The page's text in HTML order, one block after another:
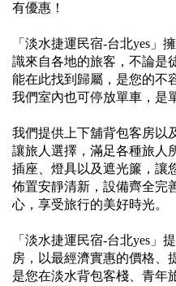
有優惠！
「淡水捷運民宿-台北yes」
識來自各地的旅客，不論是
能在此找到歸屬，是您的不
我們室內也可停放單車，是
我們提供上下舖背包客房以
讓旅人選擇，滿足各種旅人
插座、燈具以及遮光簾，讓
佈置安靜清新，設備齊全完
心，享受旅行的美好時光。
「淡水捷運民宿-台北yes」
房，以最經濟實惠的價格、
是您在淡水背包客棧、青年